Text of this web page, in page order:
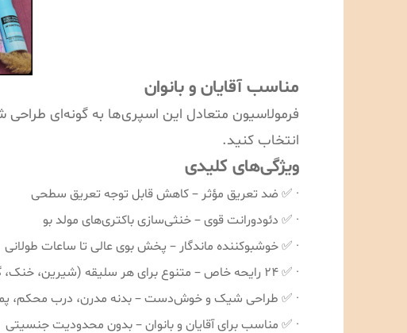
مناسب آقایان و بانوان
فرمولاسیون متعادل این اسپری‌ها به گونه‌ای طراحی
انتخاب کنید.
ویژگی‌های کلیدی
· ✅ ضد تعریق مؤثر – کاهش قابل توجه تعریق سطحی
· ✅ دئودورانت قوی – خنثی‌سازی باکتری‌های مولد بو
· ✅ خوشبوکننده ماندگار – پخش بوی عالی تا ساعات طولانی
· ✅ ۲۴ رایحه خاص – متنوع برای هر سلیقه (شیرین، خنک، گرم، تلخ، اسپرت، ملایم، کلاسیک)
· ✅ طراحی شیک و خوش‌دست – بدنه مدرن، درب محکم،
· ✅ مناسب برای آقایان و بانوان – بدون محدودیت جنسیتی